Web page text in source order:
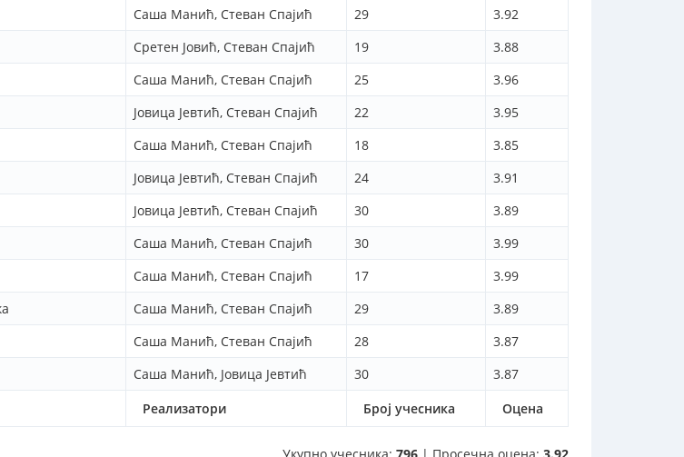
Реализатори Број учесника Оцена
Саша Манић, Стеван Спајић 29
3.92
Сретен Јовић, Стеван Спајић 19
3.88
Саша Манић, Стеван Спајић 25
3.96
Јовица Јевтић, Стеван Спајић 22
3.95
Саша Манић, Стеван Спајић 18
3.85
Јовица Јевтић, Стеван Спајић 24
3.91
Јовица Јевтић, Стеван Спајић 30
3.89
Саша Манић, Стеван Спајић 30
3.99
Саша Манић, Стеван Спајић 17
3.99
Саша Манић, Стеван Спајић 29
3.89
Саша Манић, Стеван Спајић 28
3.87
Саша Манић, Јовица Јевтић 30 3.87